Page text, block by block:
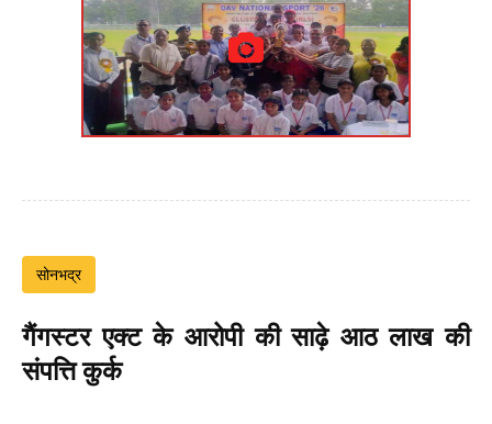
सोनभद्र
गैंगस्टर एक्ट के आरोपी की साढ़े आठ लाख की
संपत्ति कुर्क